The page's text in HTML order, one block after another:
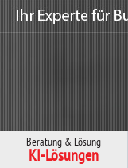
Beratung & Lösung
KI-Lösungen